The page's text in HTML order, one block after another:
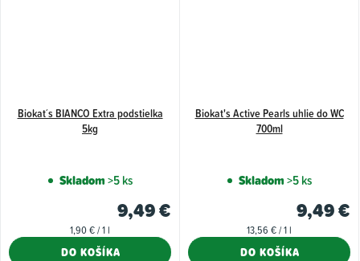
Biokat´s BIANCO Extra podstielka
5kg
Skladom>5 ks
9,49 €
Jednotková
1,90 € / 1 l
DO KOŠÍKA
Biokat's Active Pearls uhlie do WC
700ml
Skladom>5 ks
9,49 €
Jednotková
13,56 € / 1 l
DO KOŠÍKA